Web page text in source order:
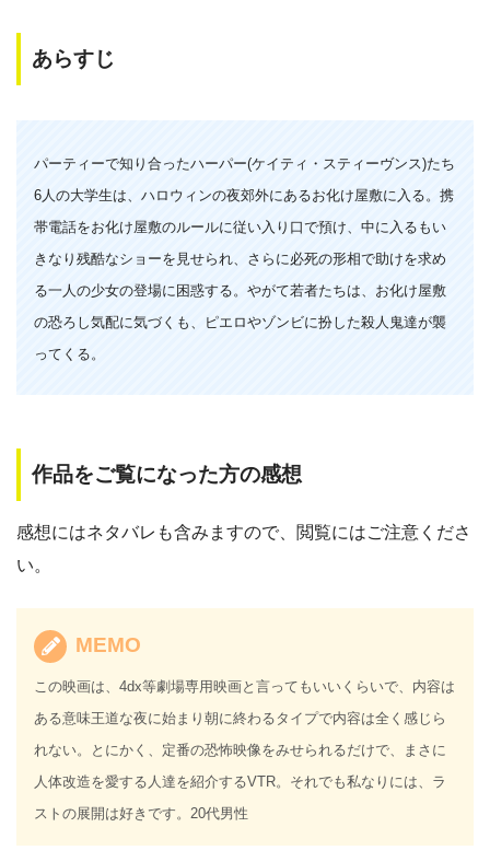
あらすじ
パーティーで知り合ったハーパー(ケイティ・スティーヴンス)たち
6人の大学生は、ハロウィンの夜郊外にあるお化け屋敷に入る。携
帯電話をお化け屋敷のルールに従い入り口で預け、中に入るもい
きなり残酷なショーを見せられ、さらに必死の形相で助けを求め
る一人の少女の登場に困惑する。やがて若者たちは、お化け屋敷
の恐ろし気配に気づくも、ピエロやゾンビに扮した殺人鬼達が襲
ってくる。
作品をご覧になった方の感想
感想にはネタバレも含みますので、閲覧にはご注意くださ
い。
MEMO
この映画は、4dx等劇場専用映画と言ってもいいくらいで、内容は
ある意味王道な夜に始まり朝に終わるタイプで内容は全く感じら
れない。とにかく、定番の恐怖映像をみせられるだけで、まさに
人体改造を愛する人達を紹介するVTR。それでも私なりには、ラ
ストの展開は好きです。20代男性